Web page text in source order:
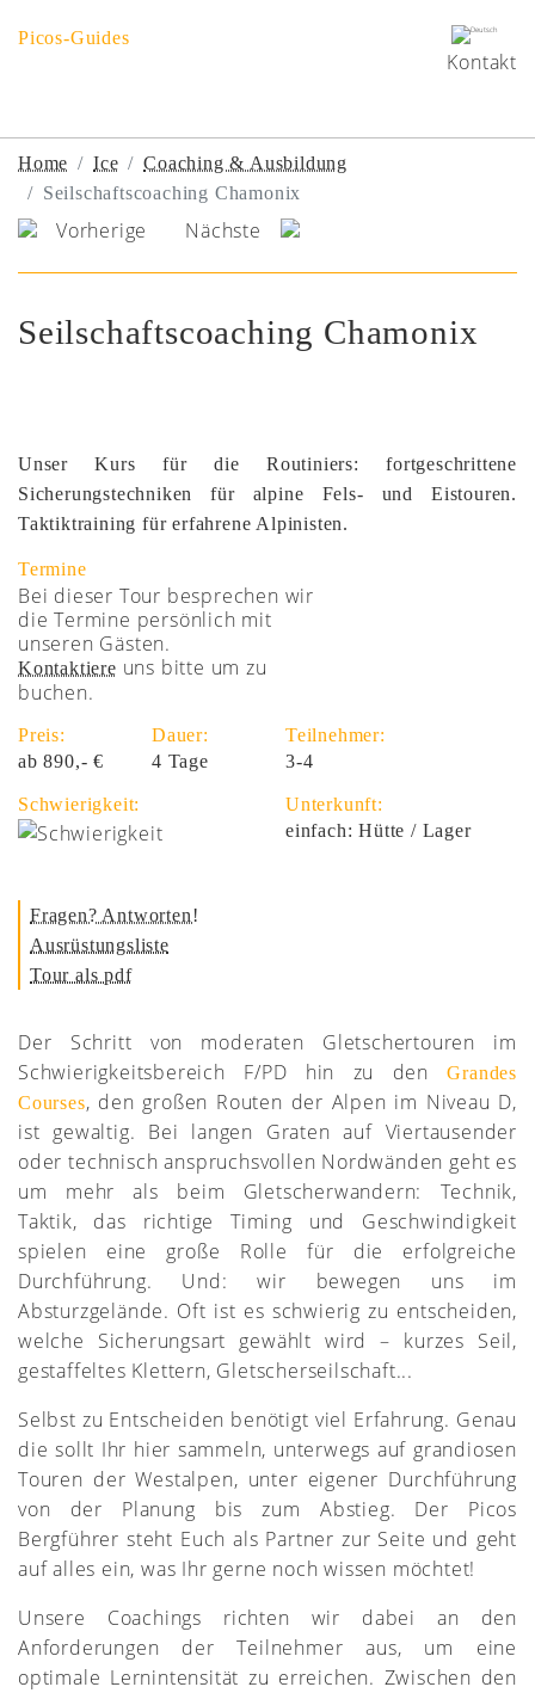
Picos-Guides
Kontakt
Home Ice
Coaching & Ausbildung
Seilschaftscoaching Chamonix
Vorherige Nächste
Seilschaftscoaching Chamonix
Unser Kurs für die Routiniers: fortgeschrittene
Sicherungstechniken für alpine Fels- und Eistouren.
Taktiktraining für erfahrene Alpinisten.
Termine
Bei dieser Tour besprechen wir
die Termine persönlich mit
unseren Gästen.
Kontaktiere uns bitte um zu
buchen.
Preis:
ab 890,- €
Dauer:
4 Tage
Teilnehmer:
3-4
Schwierigkeit:
Unterkunft:
einfach: Hütte / Lager
Fragen? Antworten!
Ausrüstungsliste
Tour als pdf
Der Schritt von moderaten Gletschertouren im
Schwierigkeitsbereich F/PD hin zu denGrandes
Courses, den großen Routen der Alpen im Niveau D,
ist gewaltig. Bei langen Graten auf Viertausender
oder technisch anspruchsvollen Nordwänden geht es
um mehr als beim Gletscherwandern: Technik,
Taktik, das richtige Timing und Geschwindigkeit
spielen eine große Rolle für die erfolgreiche
Durchführung. Und: wir bewegen uns im
Absturzgelände. Oft ist es schwierig zu entscheiden,
welche Sicherungsart gewählt wird – kurzes Seil,
gestaffeltes Klettern, Gletscherseilschaft...
Selbst zu Entscheiden benötigt viel Erfahrung. Genau
die sollt Ihr hier sammeln, unterwegs auf grandiosen
Touren der Westalpen, unter eigener Durchführung
von der Planung bis zum Abstieg. Der Picos
Bergführer steht Euch als Partner zur Seite und geht
auf alles ein, was Ihr gerne noch wissen möchtet!
Unsere Coachings richten wir dabei an den
Anforderungen der Teilnehmer aus, um eine
optimale Lernintensität zu erreichen. Zwischen den